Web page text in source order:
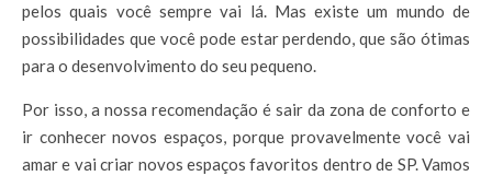
pelos quais você sempre vai lá. Mas existe um mundo de
possibilidades que você pode estar perdendo, que são ótimas
para o desenvolvimento do seu pequeno.
Por isso, a nossa recomendação é sair da zona de conforto e
ir conhecer novos espaços, porque provavelmente você vai
amar e vai criar novos espaços favoritos dentro de SP. Vamos